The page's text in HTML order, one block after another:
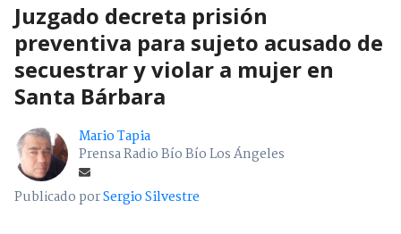
Juzgado decreta prisión
preventiva para sujeto acusado de
secuestrar y violar a mujer en
Santa Bárbara
Mario Tapia
Prensa Radio Bío Bío Los Ángeles
Publicado porSergio Silvestre